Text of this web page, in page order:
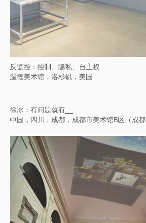
线、形、气：Foundation INK的书法艺术收藏
美国，洛杉矶郡艺术博物馆